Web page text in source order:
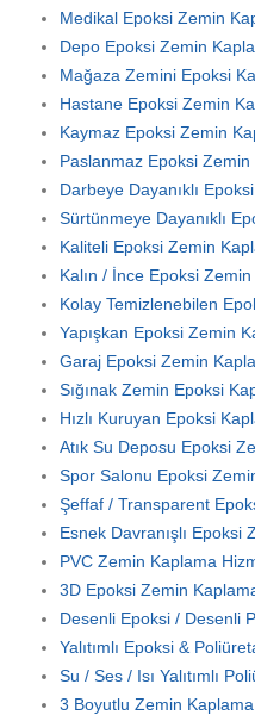
Medikal Epoksi Zemin
Depo Epoksi Zemin
Mağaza Zemini Epoksi
Hastane Epoksi Zemin
Kaymaz Epoksi Zemin
Paslanmaz Epoksi
Darbeye Dayanıklı
Sürtünmeye Dayanıklı
Kaliteli Epoksi Zemin
Kalın / İnce Epoksi
Kolay Temizlenebilen
Yapışkan Epoksi Zemin
Garaj Epoksi Zemin
Sığınak Zemin Epoksi
Hızlı Kuruyan Epoksi
Atık Su Deposu Epoksi
Spor Salonu Epoksi
Şeffaf / Transparent
Esnek Davranışlı Epoksi
PVC Zemin Kaplama
3D Epoksi Zemin
Desenli Epoksi / Desenli
Yalıtımlı Epoksi &
Su / Ses / Isı Yalıtımlı
3 Boyutlu Zemin